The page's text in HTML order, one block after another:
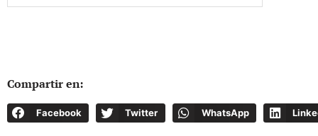
Compartir en:
Facebook Twitter WhatsApp